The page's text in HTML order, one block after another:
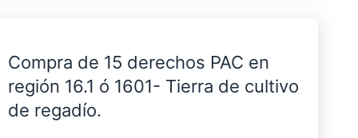
Compra de 15 derechos PAC en
región 16.1 ó 1601- Tierra de cultivo
de regadío.